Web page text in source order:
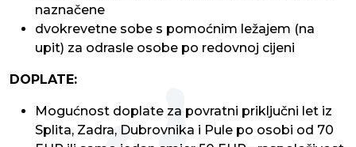
naznačene
dvokrevetne sobe s pomoćnim ležajem (na
upit) za odrasle osobe po redovnoj cijeni
DOPLATE:
Mogućnost doplate za povratni priključni let iz
Splita, Zadra, Dubrovnika i Pule po osobi od 70